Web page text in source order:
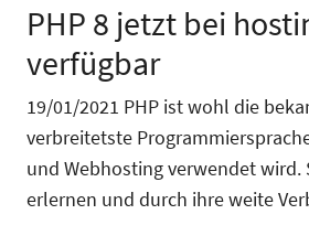
PHP 8 jetzt bei
verfügbar
19/01/2021 PHP ist wohl die
verbreitetste
und Webhosting verwendet wird.
erlernen und durch ihre weite